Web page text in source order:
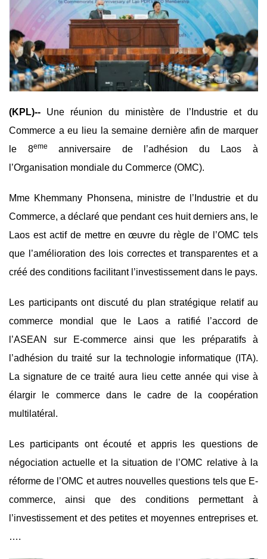
(KPL)-- Une réunion du ministère de l’Industrie et du
Commerce a eu lieu la semaine dernière afin de marquer
le 8eme
anniversaire de l’adhésion du Laos à
l’Organisation mondiale du Commerce (OMC).
Mme Khemmany Phonsena, ministre de l’Industrie et du
Commerce, a déclaré que pendant ces huit derniers ans, le
Laos est actif de mettre en œuvre du règle de l’OMC tels
que l’amélioration des lois correctes et transparentes et a
créé des conditions facilitant l’investissement dans le pays.
Les participants ont discuté du plan stratégique relatif au
commerce mondial que le Laos a ratifié l’accord de
l’ASEAN sur E-commerce ainsi que les préparatifs à
l’adhésion du traité sur la technologie informatique (ITA).
La signature de ce traité aura lieu cette année qui vise à
élargir le commerce dans le cadre de la coopération
multilatéral.
Les participants ont écouté et appris les questions de
négociation actuelle et la situation de l’OMC relative à la
réforme de l’OMC et autres nouvelles questions tels que E-
commerce, ainsi que des conditions permettant à
l’investissement et des petites et moyennes entreprises et.
….